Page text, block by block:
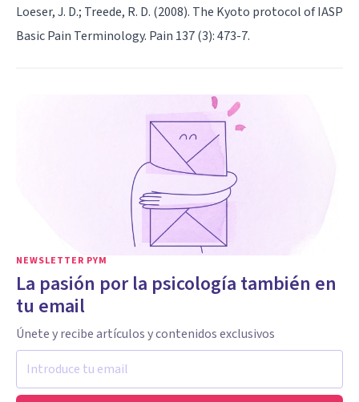
Loeser, J. D.; Treede, R. D. (2008). The Kyoto protocol of IASP
Basic Pain Terminology. Pain 137 (3): 473-7.
NEWSLETTER PYM
La pasión por la psicología también en
tu email
Únete y recibe artículos y contenidos exclusivos